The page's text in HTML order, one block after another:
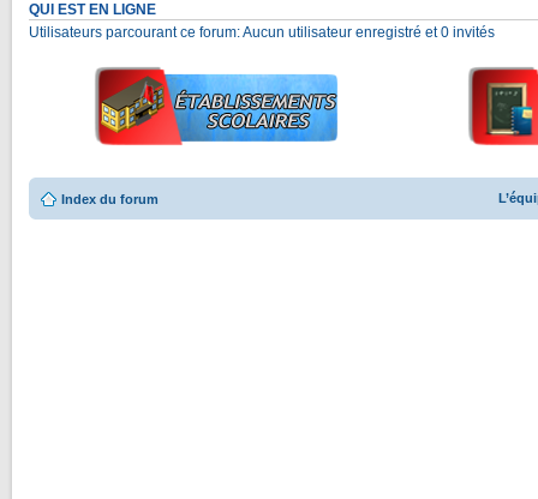
QUI EST EN LIGNE
Utilisateurs parcourant ce forum: Aucun utilisateur enregistré et 0 invités
Index du forum